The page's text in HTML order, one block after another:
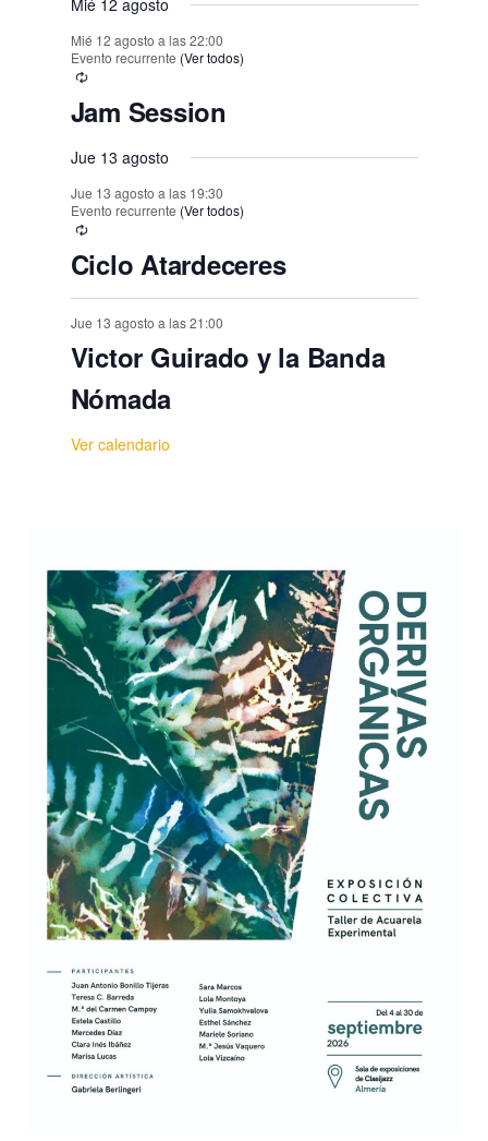
o
s
,
,
Mié 12 agosto
Mié 12 agosto a las 22:00
Evento recurrente (Ver todos)
Jam Session
Jue 13 agosto
Jue 13 agosto a las 19:30
Evento recurrente (Ver todos)
Ciclo Atardeceres
Jue 13 agosto a las 21:00
Victor Guirado y la Banda
Nómada
Ver calendario